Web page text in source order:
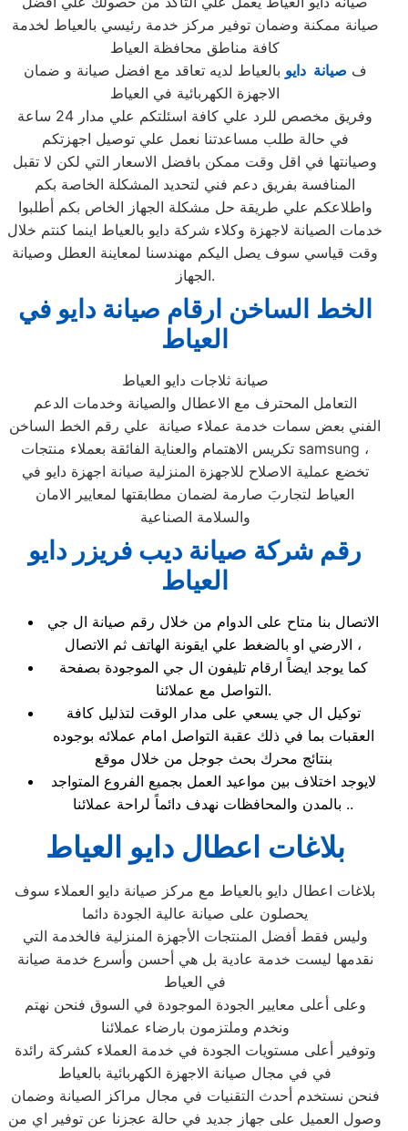
صيانة ممكنة وضمان توفير مركز خدمة رئيسي بالعياط لخدمة
كافة مناطق محافظة العياط
ف صيانة دايو بالعياط لديه تعاقد مع افضل صيانة و ضمان
الاجهزة الكهربائية في العياط
وفريق مخصص للرد علي كافة اسئلتكم علي مدار 24 ساعة
في حالة طلب مساعدتنا نعمل علي توصيل اجهزتكم
وصيانتها في اقل وقت ممكن بافضل الاسعار التي لكن لا تقبل
المنافسة بفريق دعم فني لتحديد المشكلة الخاصة بكم
واطلاعكم علي طريقة حل مشكلة الجهاز الخاص بكم أطلبوا
خدمات الصيانة لاجهزة وكلاء شركة دايو بالعياط اينما كنتم خلال
وقت قياسي سوف يصل اليكم مهندسنا لمعاينة العطل وصيانة
الجهاز.
الخط الساخن ارقام صيانة دايو في
العياط
صيانة ثلاجات دايو العياط
التعامل المحترف مع الاعطال والصيانة وخدمات الدعم
الفني بعض سمات خدمة عملاء صيانة علي رقم الخط الساخن
تكريس الاهتمام والعناية الفائقة بعملاء منتجات samsung ،
تخضع عملية الاصلاح للاجهزة المنزلية صيانة اجهزة دايو في
العياط لتجاربَ صارمة لضمان مطابقتها لمعايير الامان
والسلامة الصناعية
رقم شركة صيانة ديب فريزر دايو
العياط
الاتصال بنا متاح على الدوام من خلال رقم صيانة ال جي
الارضي او بالضغط علي ايقونة الهاتف ثم الاتصال ،
كما يوجد ايضاً ارقام تليفون ال جي الموجودة بصفحة
التواصل مع عملائنا.
توكيل ال جي يسعي على مدار الوقت لتذليل كافة
العقبات بما في ذلك عقبة التواصل امام عملائه بوجوده
بنتائج محرك بحث جوجل من خلال موقع
لايوجد اختلاف بين مواعيد العمل بجميع الفروع المتواجد
بالمدن والمحافظات نهدف دائماً لراحة عملائنا ..
بلاغات اعطال دايو العياط
بلاغات اعطال دايو بالعياط مع مركز صيانة دايو العملاء سوف
يحصلون على صيانة عالية الجودة دائما
وليس فقط أفضل المنتجات الأجهزة المنزلية فالخدمة التي
نقدمها ليست خدمة عادية بل هي أحسن وأسرع خدمة صيانة
في العياط
وعلى أعلى معايير الجودة الموجودة في السوق فنحن نهتم
ونخدم وملتزمون بارضاء عملائنا
وتوفير أعلى مستويات الجودة في خدمة العملاء كشركة رائدة
في في مجال صيانة الاجهزة الكهربائية بالعياط
فنحن نستخدم أحدث التقنيات في مجال مراكز الصيانة وضمان
وصول العميل على جهاز جديد في حالة عجزنا عن توفير اي من